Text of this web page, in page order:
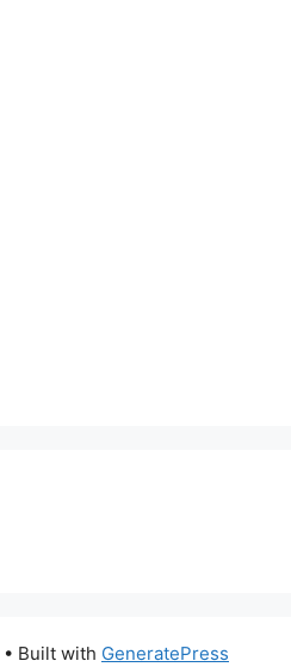
• Built with GeneratePress